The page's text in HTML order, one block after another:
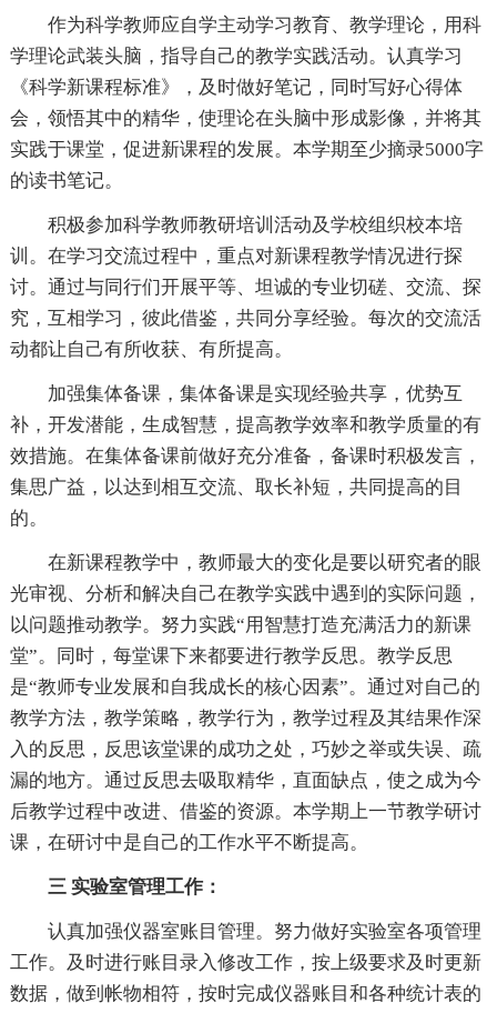
作为科学教师应自学主动学习教育、教学理论，用科
学理论武装头脑，指导自己的教学实践活动。认真学习
《科学新课程标准》，及时做好笔记，同时写好心得体
会，领悟其中的精华，使理论在头脑中形成影像，并将其
实践于课堂，促进新课程的发展。本学期至少摘录5000字
的读书笔记。
积极参加科学教师教研培训活动及学校组织校本培
训。在学习交流过程中，重点对新课程教学情况进行探
讨。通过与同行们开展平等、坦诚的专业切磋、交流、探
究，互相学习，彼此借鉴，共同分享经验。每次的交流活
动都让自己有所收获、有所提高。
加强集体备课，集体备课是实现经验共享，优势互
补，开发潜能，生成智慧，提高教学效率和教学质量的有
效措施。在集体备课前做好充分准备，备课时积极发言，
集思广益，以达到相互交流、取长补短，共同提高的目
的。
在新课程教学中，教师最大的变化是要以研究者的眼
光审视、分析和解决自己在教学实践中遇到的实际问题，
以问题推动教学。努力实践“用智慧打造充满活力的新课
堂”。同时，每堂课下来都要进行教学反思。教学反思
是“教师专业发展和自我成长的核心因素”。通过对自己的
教学方法，教学策略，教学行为，教学过程及其结果作深
入的反思，反思该堂课的成功之处，巧妙之举或失误、疏
漏的地方。通过反思去吸取精华，直面缺点，使之成为今
后教学过程中改进、借鉴的资源。本学期上一节教学研讨
课，在研讨中是自己的工作水平不断提高。
三 实验室管理工作：
认真加强仪器室账目管理。努力做好实验室各项管理
工作。及时进行账目录入修改工作，按上级要求及时更新
数据，做到帐物相符，按时完成仪器账目和各种统计表的